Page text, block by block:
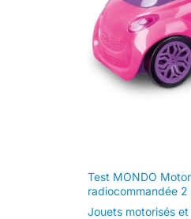
Test MONDO
radiocommandée
Jouets motorisés